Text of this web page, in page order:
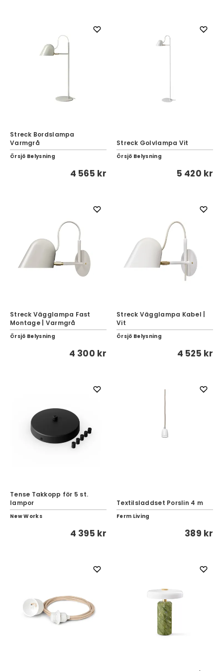
Streck Bordslampa
Varmgrå
Örsjö Belysning
4 565 kr
Streck Golvlampa Vit
Örsjö Belysning
5 420 kr
Streck Vägglampa Fast
Montage | Varmgrå
Örsjö Belysning
4 300 kr
Streck Vägglampa Kabel |
Vit
Örsjö Belysning
4 525 kr
Tense Takkopp för 5 st.
lampor
New Works
4 395 kr
Textilsladdset Porslin 4 m
Ferm Living
389 kr